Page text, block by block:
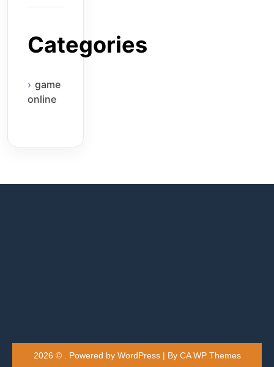
Categories
game
online
2026 © . Powered by WordPress | By CA WP Themes